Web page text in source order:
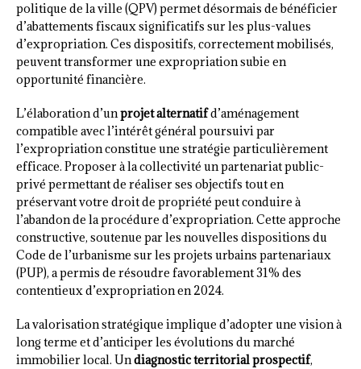
politique de la ville (QPV) permet désormais de bénéficier
d’abattements fiscaux significatifs sur les plus-values
d’expropriation. Ces dispositifs, correctement mobilisés,
peuvent transformer une expropriation subie en
opportunité financière.
L’élaboration d’unprojet alternatifd’aménagement
compatible avec l’intérêt général poursuivi par
l’expropriation constitue une stratégie particulièrement
efficace. Proposer à la collectivité un partenariat public-
privé permettant de réaliser ses objectifs tout en
préservant votre droit de propriété peut conduire à
l’abandon de la procédure d’expropriation. Cette approche
constructive, soutenue par les nouvelles dispositions du
Code de l’urbanisme sur les projets urbains partenariaux
(PUP), a permis de résoudre favorablement 31% des
contentieux d’expropriation en 2024.
La valorisation stratégique implique d’adopter une vision à
long terme et d’anticiper les évolutions du marché
immobilier local. Undiagnostic territorial prospectif,